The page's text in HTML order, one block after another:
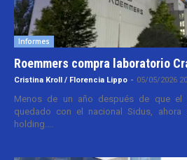
Informes
Roemmers compra laboratorio
Cristina Kroll / Florencia Lippo - 05/05/2026
Menos de un año después de que el
quedado con el nacional Sidus,
holding....